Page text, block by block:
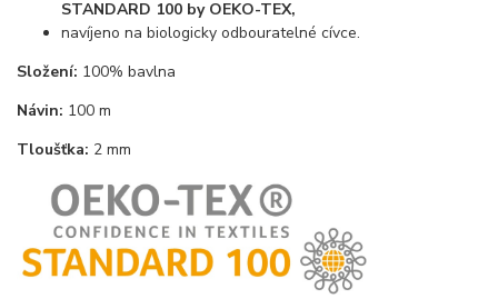
STANDARD 100 by OEKO-TEX,
navíjeno na biologicky odbouratelné cívce.
Složení: 100% bavlna
Návin: 100 m
Tloušťka: 2 mm